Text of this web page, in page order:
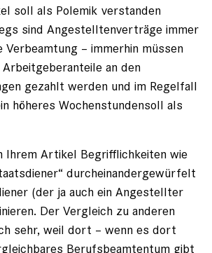
soll als Polemik verstanden
sind Angestelltenverträge immer
Verbeamtung – immerhin müssen
an den
gezahlt werden und im Regelfall
höheres Wochenstundensoll als
Ihrem Artikel Begrifflichkeiten wie
durcheinandergewürfelt
(der ja auch ein Angestellter
Der Vergleich zu anderen
sehr, weil dort – wenn es dort
Berufsbeamtentum gibt